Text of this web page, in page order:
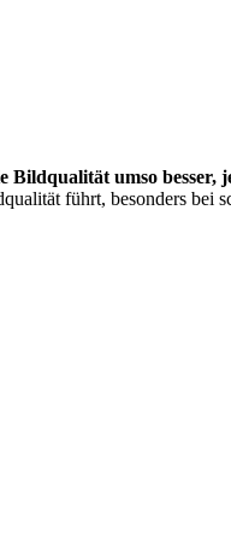
Bildqualität umso besser,
führt, besonders bei